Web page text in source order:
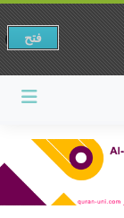
فتح